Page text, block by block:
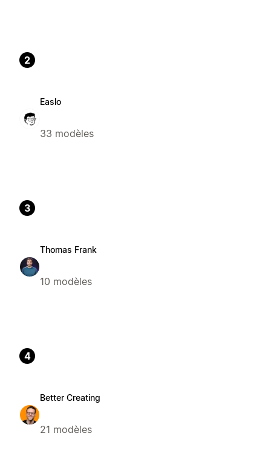
2
Easlo
33 modèles
3
Thomas Frank
10 modèles
4
Better Creating
21 modèles